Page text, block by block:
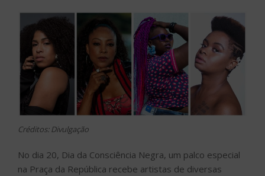
Créditos: Divulgação
No dia 20, Dia da Consciência Negra, um palco especial
na Praça da República recebe artistas de diversas